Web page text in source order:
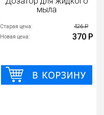
мыла
Старая цена: 426 Р
Новая цена: 370 Р